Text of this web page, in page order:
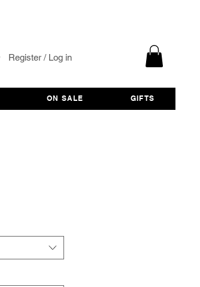
Register / Log in
ON SALE GIFTS